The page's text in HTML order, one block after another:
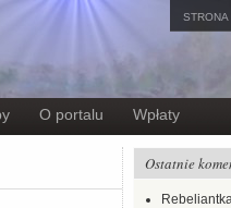
STRONA
O portalu Wpłaty
Ostatnie